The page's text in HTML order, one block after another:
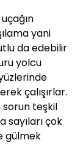
yani
da edebilir
yolcu
çalışırlar.
sorun teşkil
çok
gülmek